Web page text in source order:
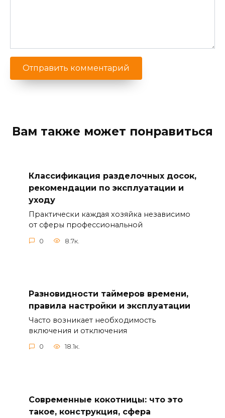
Вам также может понравиться
Классификация разделочных досок,
рекомендации по эксплуатации и
уходу
Практически каждая хозяйка независимо
от сферы профессиональной
0 8.7к.
Разновидности таймеров времени,
правила настройки и эксплуатации
Часто возникает необходимость
включения и отключения
0 18.1к.
Современные кокотницы: что это
такое, конструкция, сфера